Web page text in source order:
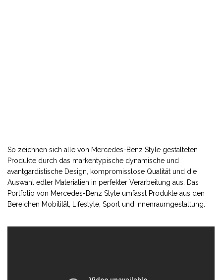
So zeichnen sich alle von Mercedes-Benz Style gestalteten
Produkte durch das markentypische dynamische und
avantgardistische Design, kompromisslose Qualität und die
Auswahl edler Materialien in perfekter Verarbeitung aus. Das
Portfolio von Mercedes-Benz Style umfasst Produkte aus den
Bereichen Mobilität, Lifestyle, Sport und Innenraumgestaltung.